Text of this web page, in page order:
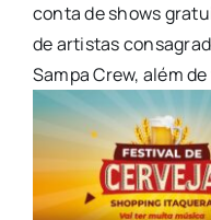
conta de shows
de artistas
Sampa Crew, além